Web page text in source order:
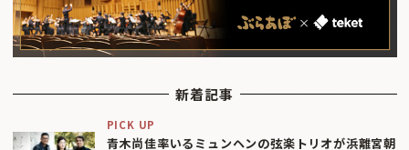
新着記事
PICK UP
青木尚佳率いるミュンヘンの弦楽トリオが浜離宮朝